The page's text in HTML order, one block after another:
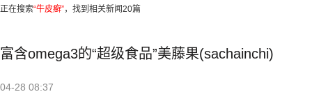
正在搜索“牛皮癣”，找到相关新闻20篇
富含omega3的“超级食品”美藤果(sachainchi)
04-28 08:37